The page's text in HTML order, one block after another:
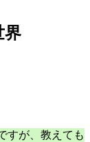
界
すが、教えても